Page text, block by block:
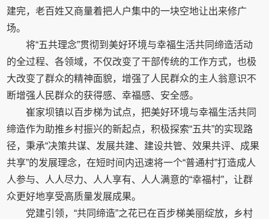
建完，老百姓又商量着把人户集中的一块空地让出来修广
场。
将“五共理念”贯彻到美好环境与幸福生活共同缔造活动
的全过程、各领域，不仅改变了干部传统的工作方式，也极
大改变了群众的精神面貌，增强了人民群众的主人翁意识不
断增强人民群众的获得感、幸福感、安全感。
崔家坝镇以百步梯为试点，把美好环境与幸福生活共同
缔造作为助推乡村振兴的新起点，积极探索“五共”的实现路
径，秉承“决策共谋、发展共建、建设共管、效果共评、成果
共享”的发展理念，在短时间内迅速将一个“普通村”打造成人
人参与、人人尽力、人人享有、人人满意的“幸福村”，让群
众更好地享受高质量发展成果。
党建引领，“共同缔造”之花已在百步梯美丽绽放，乡村